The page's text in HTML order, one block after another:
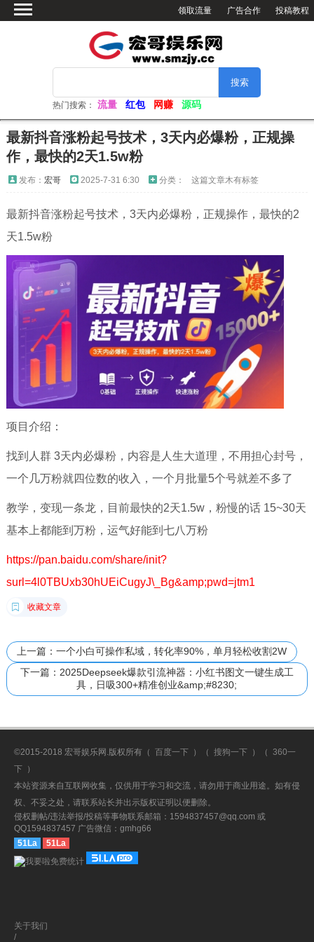
投稿教程
广告合作
领取流量
热门搜索： 流量 红包 网赚 源码
网站源码
电脑壁纸
最新抖音涨粉起号技术，3天内必爆粉，正规操
作，最快的2天1.5w粉
发布： 宏哥 2025-7-31 6:30 分类： 这篇文章木有标签
最新抖音涨粉起号技术，3天内必爆粉，正规操作，最快的2
天1.5w粉
项目介绍：
找到人群 3天内必爆粉，内容是人生大道理，不用担心封号，
一个几万粉就四位数的收入，一个月批量5个号就差不多了
教学，变现一条龙，目前最快的2天1.5w，粉慢的话 15~30天
基本上都能到万粉，运气好能到七八万粉
https://pan.baidu.com/share/init?
surl=4l0TBUxb30hUEiCugyJ\_Bg&amp;pwd=jtm1
收藏文章
上一篇：一个小白可操作私域，转化率90%，单月轻松收割2W
下一篇：2025Deepseek爆款引流神器：小红书图文一键生成工
具，日吸300+精准创业&amp;#8230;
©2015-2018 宏哥娱乐网.版权所有（ 百度一下 ）（ 搜狗一下 ）（ 360一
下 ）
本站资源来自互联网收集，仅供用于学习和交流，请勿用于商业用途。如有侵
权、不妥之处，请联系站长并出示版权证明以便删除。
侵权删帖/违法举报/投稿等事物联系邮箱：1594837457@qq.com 或
QQ1594837457 广告微信：gmhg66
51La
51La
关于我们
/